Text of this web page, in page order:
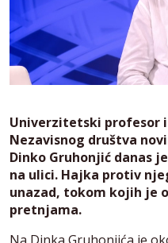
Univerzitetski profesor
Nezavisnog društva
Dinko Gruhonjić danas
na ulici. Hajka protiv
unazad, tokom kojih je
pretnjama.